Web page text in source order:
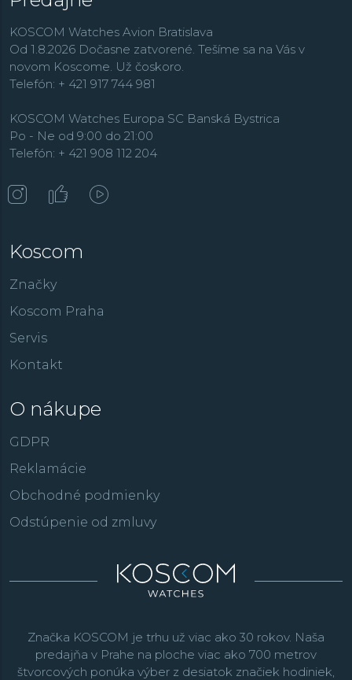
KOSCOM Watches Avion Bratislava
Od 1.8.2026 Dočasne zatvorené. Tešíme sa na Vás v
novom Koscome. Už čoskoro.
Telefón: + 421 917 744 981
KOSCOM Watches Europa SC Banská Bystrica
Po - Ne od 9:00 do 21:00
Telefón: + 421 908 112 204
Koscom
Značky
Koscom Praha
Servis
Kontakt
O nákupe
GDPR
Reklamácie
Obchodné podmienky
Odstúpenie od zmluvy
Značka KOSCOM je trhu už viac ako 30 rokov. Naša
predajňa v Prahe na ploche viac ako 700 metrov
štvorcových ponúka výber z desiatok značiek hodiniek,